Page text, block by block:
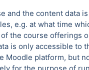
and the content data
e.g. at what time
the course offerings
is only accessible to
Moodle platform, but